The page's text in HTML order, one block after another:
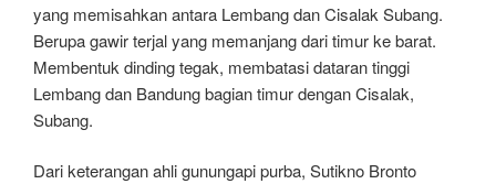
yang memisahkan antara Lembang dan Cisalak Subang.
Berupa gawir terjal yang memanjang dari timur ke barat.
Membentuk dinding tegak, membatasi dataran tinggi
Lembang dan Bandung bagian timur dengan Cisalak,
Subang.
Dari keterangan ahli gunungapi purba, Sutikno Bronto